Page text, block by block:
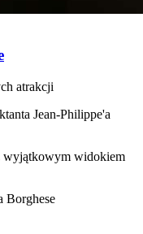
atrakcji
Jean-Philippe'a
wyjątkowym widokiem
Borghese